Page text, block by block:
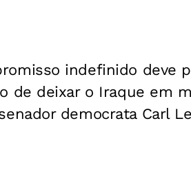
indefinido deve
de deixar o Iraque em
democrata Carl